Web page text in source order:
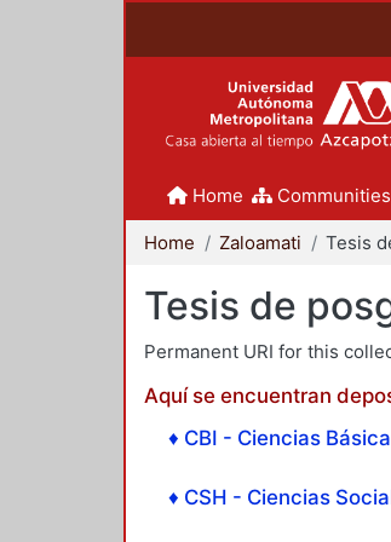
Home
Home Zaloamati
Tesis de
Permanent URI for this
Aquí se encuentran
♦ CBI - Ciencias
♦ CSH - Ciencias